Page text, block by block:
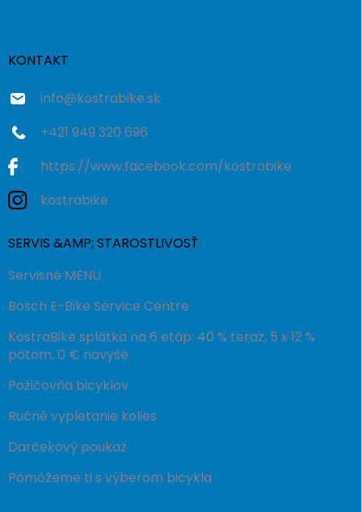
KONTAKT
info@kostrabike.sk
+421 949 320 696
https://www.facebook.com/kostrabike
kostrabike
SERVIS &AMP; STAROSTLIVOSŤ
Servisné MENU
Bosch E-Bike Service Centre
KostraBike splátka na 6 etáp: 40 % teraz, 5 x 12 %
potom, 0 € navyše.
Požičovňa bicyklov
Ručné vypletanie kolies
Darčekový poukaz
Pomôžeme ti s výberom bicykla